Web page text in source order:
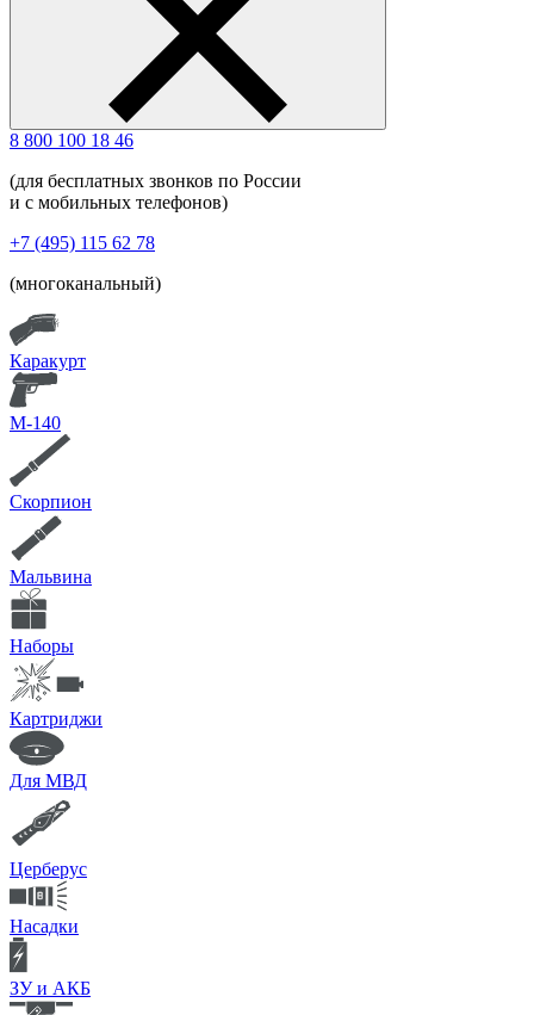
8 800 100 18 46
(для бесплатных звонков по России
и с мобильных телефонов)
+7 (495) 115 62 78
(многоканальный)
Каракурт
М-140
Скорпион
Мальвина
Наборы
Картриджи
Для МВД
Церберус
Насадки
ЗУ и АКБ